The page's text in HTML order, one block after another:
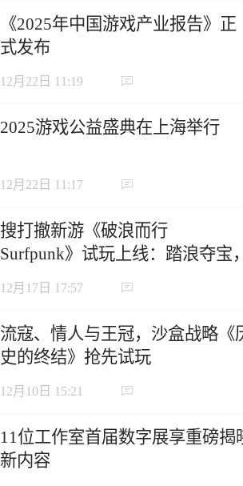
《2025年中国游戏产业报告》正
式发布
12月22日 11:19
2025游戏公益盛典在上海举行
12月22日 11:17
搜打撤新游《破浪而行
Surfpunk》试玩上线：踏浪夺宝
在海啸来临前狂揽战利品！
12月17日 17:57
流寇、情人与王冠，沙盒战略《
史的终结》抢先试玩
12月10日 15:21
11位工作室首届数字展享重磅揭
新内容